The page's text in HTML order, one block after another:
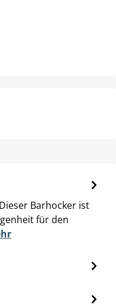
Barhocker ist
für den